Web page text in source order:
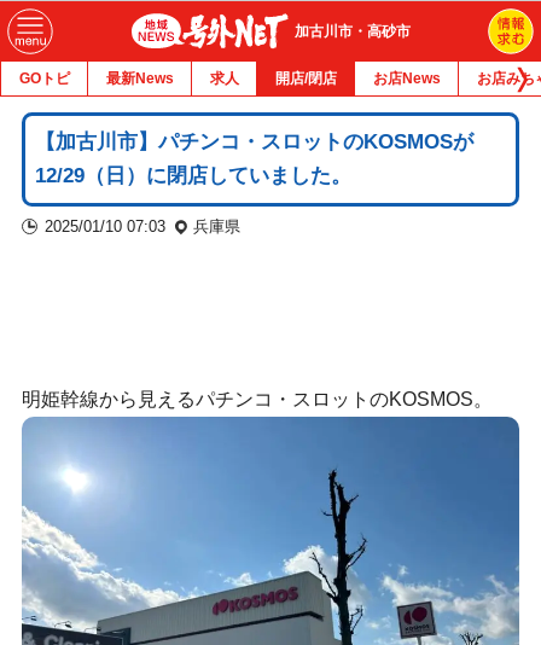
加古川市・高砂市
GOトピ 最新News 求人 開店/閉店 お店News お店みち
【加古川市】パチンコ・スロットのKOSMOSが
12/29（日）に閉店していました。
2025/01/10 07:03 兵庫県
明姫幹線から見えるパチンコ・スロットのKOSMOS。